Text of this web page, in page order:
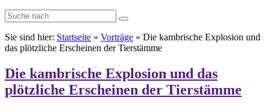
Sie sind hier: Startseite » Vorträge » Die kambrische Explosion und
das plötzliche Erscheinen der Tierstämme
Die kambrische Explosion und das
plötzliche Erscheinen der Tierstämme